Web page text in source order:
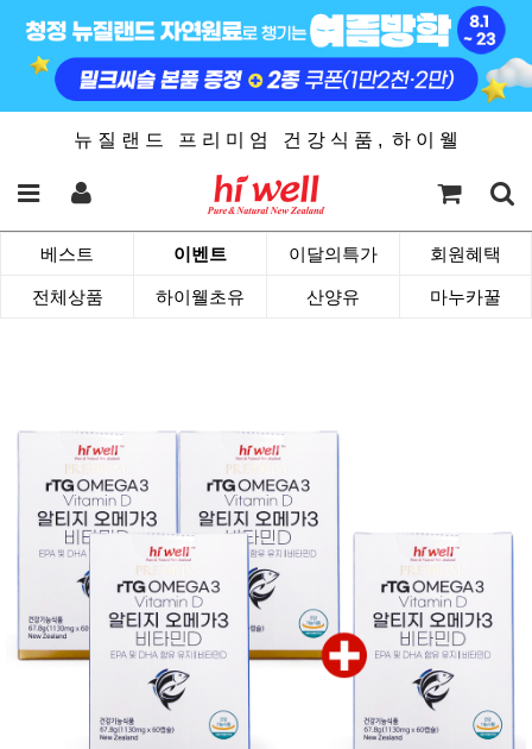
뉴 질 랜 드 프 리 미 엄 건 강 식 품 , 하 이 웰
베스트 이벤트 이달의특가 회원혜택
전체상품 하이웰초유 산양유 마누카꿀